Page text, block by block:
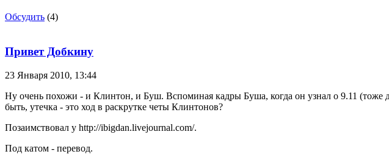
Обсудить (4)
Привет Добкину
23 Января 2010, 13:44
Ну очень похожи - и Клинтон, и Буш. Вспоминая кадры Буша, когда он узнал о 9.11 (тоже
быть, утечка - это ход в раскрутке четы Клинтонов?
Позаимствовал у http://ibigdan.livejournal.com/.
Под катом - перевод.